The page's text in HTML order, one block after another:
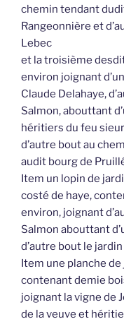
chemin tendant
Rangeonnière et
Lebec
et la troisième
environ joignant
Claude Delahaye,
Salmon, abouttant
héritiers du feu
d’autre bout au
audit bourg de
Item un lopin de
costé de haye,
environ, joignant
Salmon abouttant
d’autre bout le
Item une planche
contenant demie
joignant la vigne de
de la veuve et